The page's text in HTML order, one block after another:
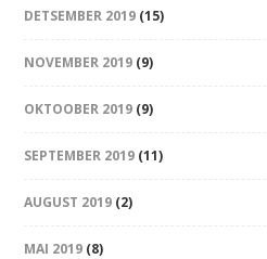
DETSEMBER 2019 (15)
NOVEMBER 2019 (9)
OKTOOBER 2019 (9)
SEPTEMBER 2019 (11)
AUGUST 2019 (2)
MAI 2019 (8)